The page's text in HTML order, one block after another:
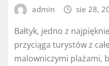
admin sie 28,
Bałtyk, jedno z
przyciąga turystów z
malowniczymi plażami,